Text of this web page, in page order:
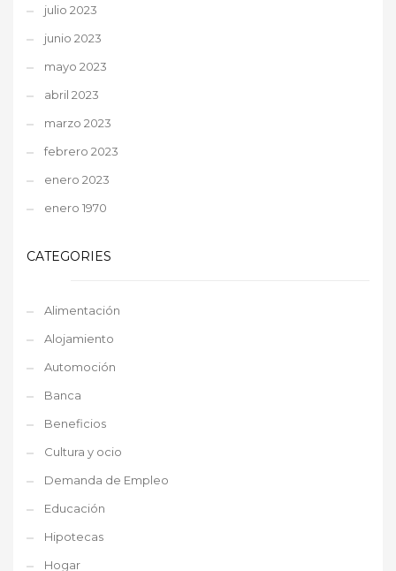
julio 2023
junio 2023
mayo 2023
abril 2023
marzo 2023
febrero 2023
enero 2023
enero 1970
CATEGORIES
Alimentación
Alojamiento
Automoción
Banca
Beneficios
Cultura y ocio
Demanda de Empleo
Educación
Hipotecas
Hogar